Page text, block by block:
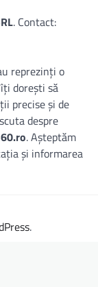
. Contact:
reprezinți o
dorești să
precise și de
despre
. Așteptăm
și informarea
.